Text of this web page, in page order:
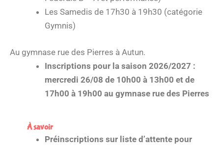
Les Samedis de 17h30 à 19h30 (catégorie
Gymnis)
Au gymnase rue des Pierres à Autun.
Inscriptions pour la saison 2026/2027 :
mercredi 26/08 de 10h00 à 13h00 et de
17h00 à 19h00 au gymnase rue des Pierres
À savoir
Préinscriptions sur liste d’attente pour